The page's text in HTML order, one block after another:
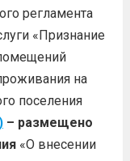
регламента
«Признание
на
поселения
– размещено
«О внесении